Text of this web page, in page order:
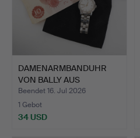
DAMENARMBANDUHR
VON BALLY AUS
EDELSTAHL UN…
Beendet 16. Jul 2026
1 Gebot
34 USD